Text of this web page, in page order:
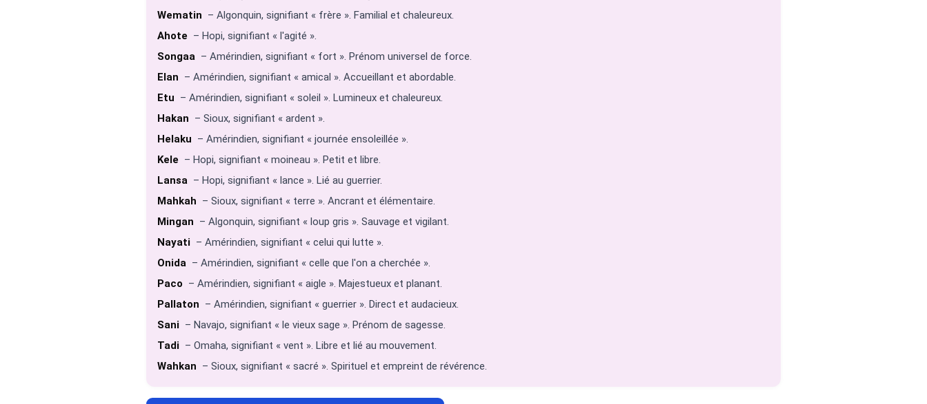
Wematin – Algonquin, signifiant « frère ». Familial et chaleureux.
Ahote – Hopi, signifiant « l'agité ».
Songaa – Amérindien, signifiant « fort ». Prénom universel de force.
Elan – Amérindien, signifiant « amical ». Accueillant et abordable.
Etu – Amérindien, signifiant « soleil ». Lumineux et chaleureux.
Hakan – Sioux, signifiant « ardent ».
Helaku – Amérindien, signifiant « journée ensoleillée ».
Kele – Hopi, signifiant « moineau ». Petit et libre.
Lansa – Hopi, signifiant « lance ». Lié au guerrier.
Mahkah – Sioux, signifiant « terre ». Ancrant et élémentaire.
Mingan – Algonquin, signifiant « loup gris ». Sauvage et vigilant.
Nayati – Amérindien, signifiant « celui qui lutte ».
Onida – Amérindien, signifiant « celle que l'on a cherchée ».
Paco – Amérindien, signifiant « aigle ». Majestueux et planant.
Pallaton – Amérindien, signifiant « guerrier ». Direct et audacieux.
Sani – Navajo, signifiant « le vieux sage ». Prénom de sagesse.
Tadi – Omaha, signifiant « vent ». Libre et lié au mouvement.
Wahkan – Sioux, signifiant « sacré ». Spirituel et empreint de révérence.